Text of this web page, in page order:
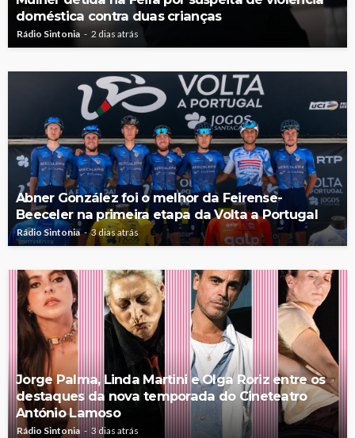
doméstica contra duas crianças
Rádio Sintonia 2 dias atrás
Abner González foi o melhor da Feirense-
Beeceler na primeira etapa da Volta a Portugal
Rádio Sintonia 3 dias atrás
Jorge Palma, Linda Martini e Olga Roriz entre os
destaques da nova temporada do Cineteatro
António Lamoso
Rádio Sintonia 3 dias atrás